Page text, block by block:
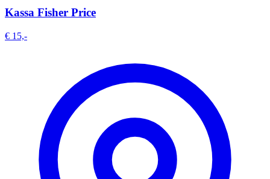
Kassa Fisher Price
€ 15,-